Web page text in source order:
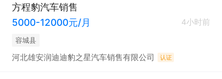
方程豹汽车销售
5000-12000元/月
4小时前
容城县
河北雄安润迪迪豹之星汽车销售有限公司 认证